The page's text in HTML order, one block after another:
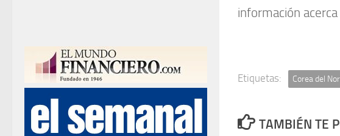
información
Etiquetas: Corea del
TAMBIÉN TE